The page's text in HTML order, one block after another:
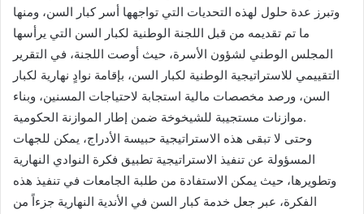
وتبرز عدة حلول لهذه التحديات التي تواجهها أسر كبار السن، ومنها
ما تم تقديمه من قبل اللجنة الوطنية لكبار السن التي يرأسها
المجلس الوطني لشؤون الأسرة، حيث أوصت اللجنة، في التقرير
التقييمي للاستراتيجية الوطنية لكبار السن، بإقامة نوادٍ نهارية لكبار
السن، ورصد مخصصات مالية استجابة لاحتياجات المسنين، وبناء
موازنات مستجيبة للشيخوخة ضمن إطار الموازنة الحكومية.
وحتى لا تبقى هذه الاستراتيجية حبيسة الأدراج، يمكن للجهات
المسؤولة عن تنفيذ الاستراتيجية تطبيق فكرة النوادي النهارية
وتطويرها، حيث يمكن الاستفادة من طلبة الجامعات في تنفيذ هذه
الفكرة، عبر جعل خدمة كبار السن في الأندية النهارية جزءاً من